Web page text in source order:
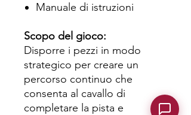
Manuale di istruzioni
Scopo del gioco:
Disporre i pezzi in modo
strategico per creare un
percorso continuo che
consenta al cavallo di
completare la pista e